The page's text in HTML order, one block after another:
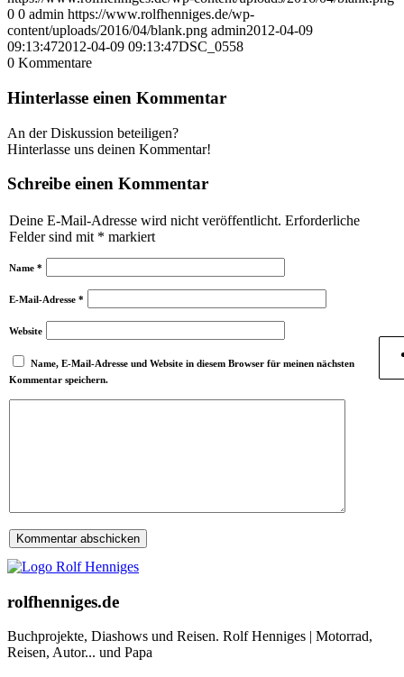
0 0 admin https://www.rolfhenniges.de/wp-
content/uploads/2016/04/blank.png admin2012-04-09
09:13:472012-04-09 09:13:47DSC_0558
0 Kommentare
Hinterlasse einen Kommentar
An der Diskussion beteiligen?
Hinterlasse uns deinen Kommentar!
Schreibe einen Kommentar
Deine E-Mail-Adresse wird nicht veröffentlicht. Erforderliche
Felder sind mit * markiert
Name *
E-Mail-Adresse *
Website
Name, E-Mail-Adresse und Website in diesem Browser für meinen nächsten
Kommentar speichern.
rolfhenniges.de
Buchprojekte, Diashows und Reisen. Rolf Henniges | Motorrad,
Reisen, Autor... und Papa